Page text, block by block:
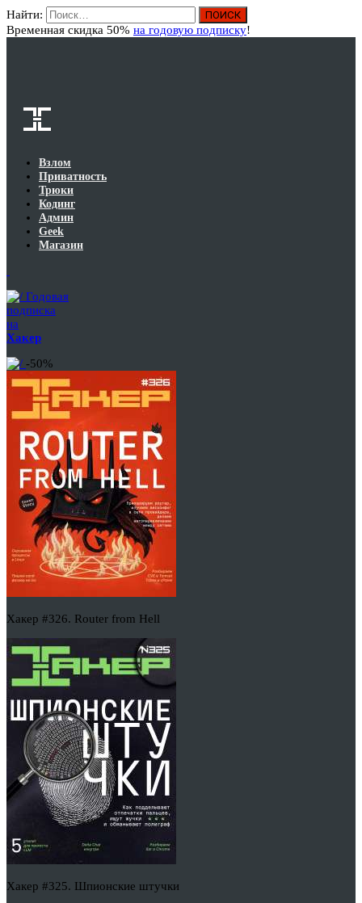
Найти:
Временная скидка 50% на годовую подписку!
Взлом
Приватность
Трюки
Кодинг
Админ
Geek
Магазин
Годовая
подписка
на
Хакер
-50%
Хакер #326. Router from Hell
Хакер #325. Шпионские штучки